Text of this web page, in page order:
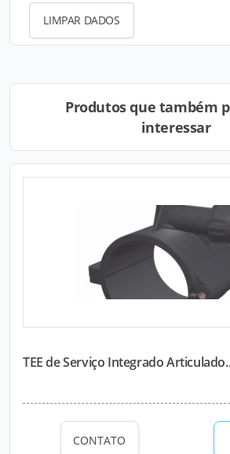
LIMPAR DADOS
Produtos que também
interessar
TEE de Serviço Integrado
CONTATO